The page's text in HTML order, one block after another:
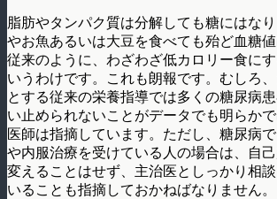
脂肪やタンパク質は分解しても糖にはな
やお魚あるいは大豆を食べても殆ど血糖値
従来のように、わざわざ低カロリー食に
いうわけです。これも朗報です。むしろ
とする従来の栄養指導では多くの糖尿病
い止められないことがデータでも明らか
医師は指摘しています。ただし、糖尿病
や内服治療を受けている人の場合は、自
変えることはせず、主治医としっかり相
いることも指摘しておかねばなりません。